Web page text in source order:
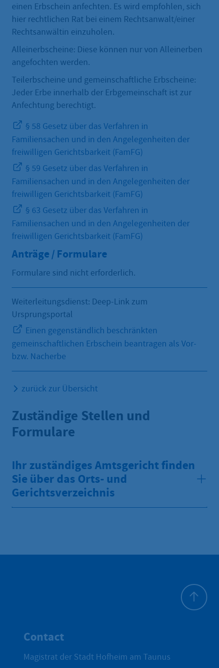
einen Erbschein anfechten. Es wird empfohlen, sich
hier rechtlichen Rat bei einem Rechtsanwalt/einer
Rechtsanwältin einzuholen.
Alleinerbscheine: Diese können nur von Alleinerben
angefochten werden.
Teilerbscheine und gemeinschaftliche Erbscheine:
Jeder Erbe innerhalb der Erbgemeinschaft ist zur
Anfechtung berechtigt.
§ 58 Gesetz über das Verfahren in
Familiensachen und in den Angelegenheiten der
freiwilligen Gerichtsbarkeit (FamFG)
§ 59 Gesetz über das Verfahren in
Familiensachen und in den Angelegenheiten der
freiwilligen Gerichtsbarkeit (FamFG)
§ 63 Gesetz über das Verfahren in
Familiensachen und in den Angelegenheiten der
freiwilligen Gerichtsbarkeit (FamFG)
Anträge / Formulare
Formulare sind nicht erforderlich.
Weiterleitungsdienst: Deep-Link zum
Ursprungsportal
Einen gegenständlich beschränkten
gemeinschaftlichen Erbschein beantragen als Vor-
bzw. Nacherbe
zurück zur Übersicht
Zuständige Stellen und
Formulare
Ihr zuständiges Amtsgericht finden
Sie über das Orts- und
Gerichtsverzeichnis
Contact
Magistrat der Stadt Hofheim am Taunus